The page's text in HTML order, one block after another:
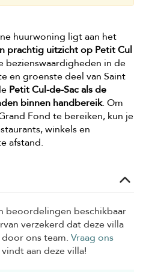
huurwoning ligt aan het
prachtig uitzicht op Petit Cul
bezienswaardigheden in de
en groenste deel van Saint
Petit Cul-de-Sac als de
binnen handbereik. Om
Fond te bereiken, kun je
winkels en
afstand.
beoordelingen beschikbaar
verzekerd dat deze villa
ons team. Vraag ons
aan deze villa!